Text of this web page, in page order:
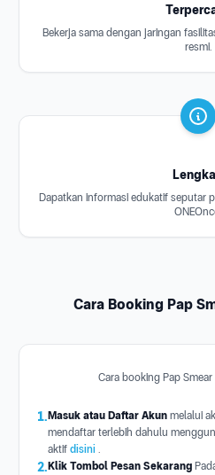
Bekerja sama dengan jaringan
resmi.
Dapatkan informasi edukatif seputar
Cara Booking Pap
Cara booking Pap
1. Masuk atau Daftar Akun melalui
mendaftar terlebih dahulu
aktif disini .
2. Klik Tombol Pesan Sekarang